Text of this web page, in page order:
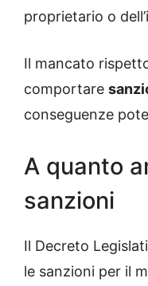
proprietario o
Il mancato
comportare
conseguenze
A quanto
sanzioni
Il Decreto
le sanzioni per il